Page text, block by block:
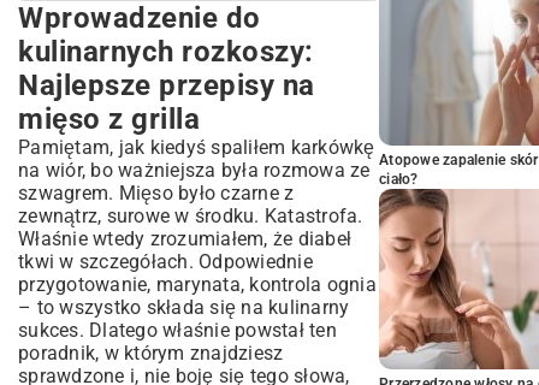
Wprowadzenie do kulinarnych rozkoszy:
Najlepsze przepisy na mięso z grilla
Podstawy perfekcyjnego grillowania
mięsa: Od wyboru do podania
Jak wybrać idealne mięso na grilla?
Sztuka marynowania: Sekrety smaku i
soczystości
Kontrola temperatury grilla: Klucz do
sukcesu
Kurczak z grilla: Nieskończone
możliwości smaku
Soczysta pierś kurczaka z grilla: Proste i
szybkie przepisy
Chrupiące skrzydełka i udka: Ulubione
Wprowadzenie do
kulinarnych rozkoszy:
Najlepsze przepisy na
mięso z grilla
Pamiętam, jak kiedyś spaliłem karkówkę
na wiór, bo ważniejsza była rozmowa ze
szwagrem. Mięso było czarne z
zewnątrz, surowe w środku. Katastrofa.
Właśnie wtedy zrozumiałem, że diabeł
tkwi w szczegółach. Odpowiednie
przygotowanie, marynata, kontrola ognia
– to wszystko składa się na kulinarny
sukces. Dlatego właśnie powstał ten
poradnik, w którym znajdziesz
sprawdzone i, nie boję się tego słowa,
Atopowe zapalenie
ciało?